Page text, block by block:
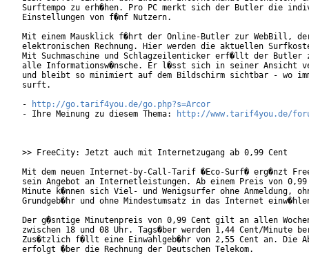
Surftempo zu erh�hen. Pro PC merkt sich der Butler die
Einstellungen von f�nf Nutzern.
Mit einem Mausklick f�hrt der Online-Butler zur WebBill,
elektronischen Rechnung. Hier werden die aktuellen
Mit Suchmaschine und Schlagzeilenticker erf�llt der Butler
alle Informationsw�nsche. Er l�sst sich in seiner Ansicht
und bleibt so minimiert auf dem Bildschirm sichtbar - wo
surft.
-
http://go.tarif4you.de/go.php?s=Arcor
- Ihre Meinung zu diesem Thema:
http://www.tarif4you.de/
>> FreeCity: Jetzt auch mit Internetzugang ab 0,99 Cent
Mit dem neuen Internet-by-Call-Tarif �Eco-Surf� erg�nzt
sein Angebot an Internetleistungen. Ab einem Preis von
Minute k�nnen sich Viel- und Wenigsurfer ohne Anmeldung,
Grundgeb�hr und ohne Mindestumsatz in das Internet
Der g�sntige Minutenpreis von 0,99 Cent gilt an allen
zwischen 18 und 08 Uhr. Tags�ber werden 1,44 Cent/Minute
Zus�tzlich f�llt eine Einwahlgeb�hr von 2,55 Cent an. Die
erfolgt �ber die Rechnung der Deutschen Telekom.